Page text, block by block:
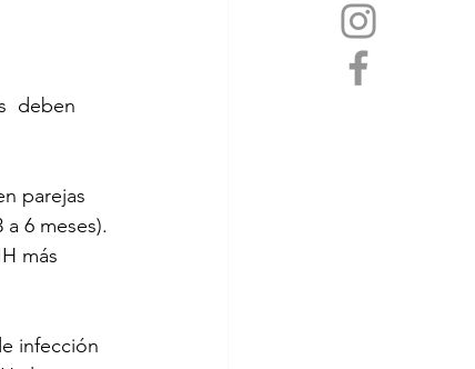
deben
parejas
6 meses).
más
infección